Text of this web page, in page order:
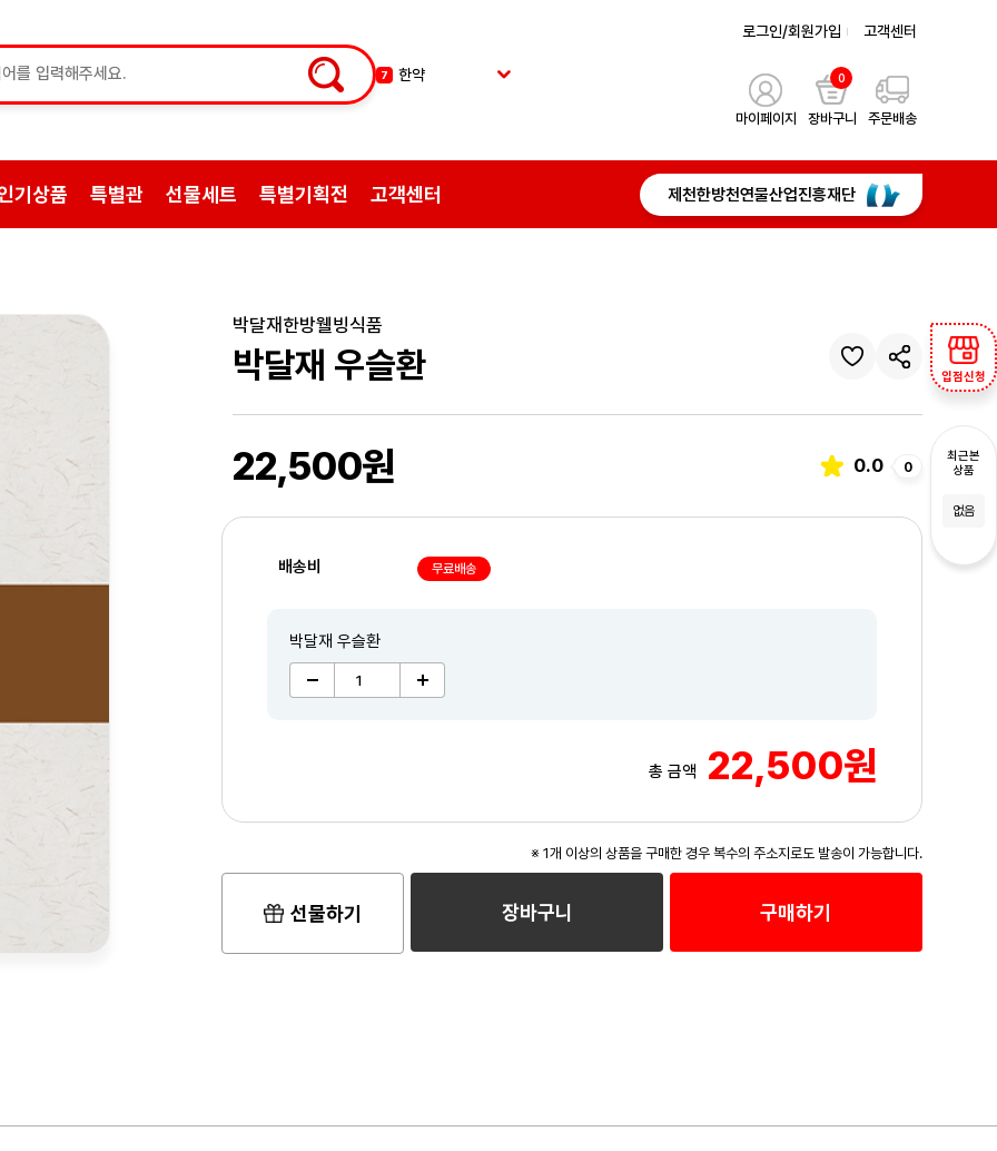
7 한약
8 허브차
1 약초
6 꿀
로그인/회원가입 고객센터
마이페이지
0
장바구니 주문배송
기상품 특별관 선물세트 특별기획전 고객센터 제천한방천연물산업진흥재단
입점신청
최근본
상품
없음
박달재한방웰빙식품
박달재 우슬환
22,500원 0.0 0
배송비 무료배송
박달재 우슬환
총 금액 22,500원
※ 1개 이상의 상품을 구매한 경우 복수의 주소지로도 발송이 가능합니다.
선물하기 장바구니 구매하기